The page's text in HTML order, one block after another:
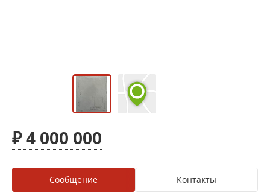
₽ 4 000 000
Сообщение Контакты